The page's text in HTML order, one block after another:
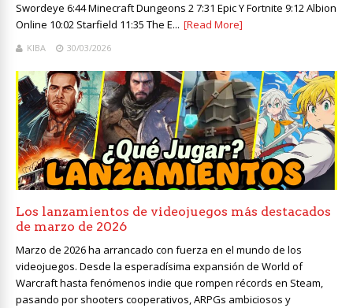
Swordeye 6:44 Minecraft Dungeons 2 7:31 Epic Y Fortnite 9:12 Albion
Online 10:02 Starfield 11:35 The E... [Read More]
KIBA 30/03/2026
Los lanzamientos de videojuegos más destacados
de marzo de 2026
Marzo de 2026 ha arrancado con fuerza en el mundo de los
videojuegos. Desde la esperadísima expansión de World of
Warcraft hasta fenómenos indie que rompen récords en Steam,
pasando por shooters cooperativos, ARPGs ambiciosos y